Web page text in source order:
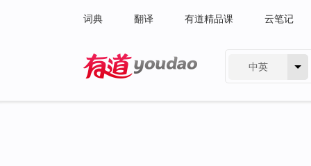
词典 翻译 有道精品课 云笔记
中英